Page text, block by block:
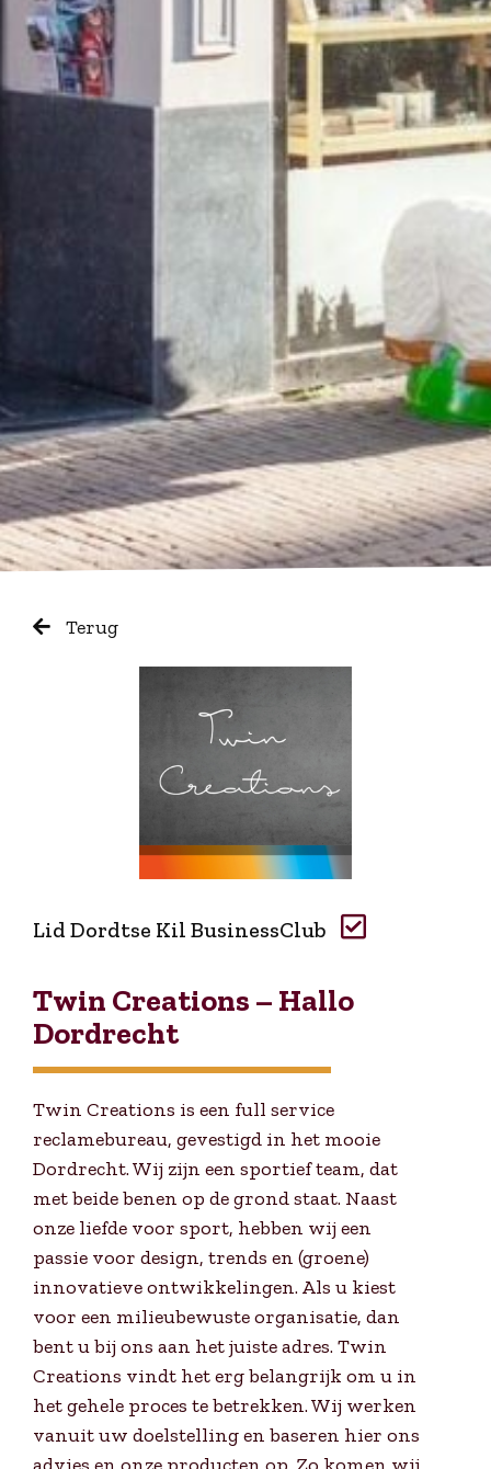
Terug
Lid Dordtse Kil BusinessClub
Twin Creations – Hallo
Dordrecht
Twin Creations is een full service
reclamebureau, gevestigd in het mooie
Dordrecht. Wij zijn een sportief team, dat
met beide benen op de grond staat. Naast
onze liefde voor sport, hebben wij een
passie voor design, trends en (groene)
innovatieve ontwikkelingen. Als u kiest
voor een milieubewuste organisatie, dan
bent u bij ons aan het juiste adres. Twin
Creations vindt het erg belangrijk om u in
het gehele proces te betrekken. Wij werken
vanuit uw doelstelling en baseren hier ons
advies en onze producten op. Zo komen wij